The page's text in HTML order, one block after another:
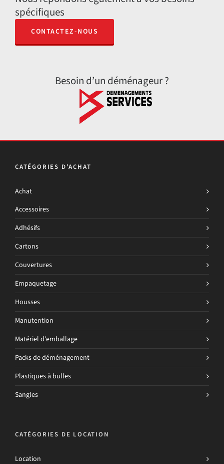
spécifiques
CONTACTEZ-NOUS
Besoin d’un déménageur ?
CATÉGORIES D'ACHAT
Achat
Accessoires
Adhésifs
Cartons
Couvertures
Empaquetage
Housses
Manutention
Matériel d'emballage
Packs de déménagement
Plastiques à bulles
Sangles
CATÉGORIES DE LOCATION
Location